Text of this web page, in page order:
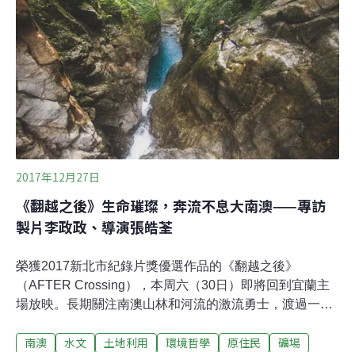
程；近期蘇花改工程處正在進行觀音隧道的通風管路和豎
井建置，施工團隊於是利用台鐵舊北迴隧道中斜坑作為通
道，再經由新打設通風管道及豎井將新鮮空氣導入主隧道
進行通風。一切說的容易，實際上困難重重，因為中斜坑
是原本舊北迴隧道的通風管道，管道小，僅容小山貓等小
型機具進駐，且坡度為上坡30度角，移動困難且無法「會
車」，光是要輸運機具來來回回就要花費極大功
2017年12月27日
《翻越之後》生命璀璨，奔流不息大南澳——專訪
製片李政政、導演張皓荃
榮獲2017新北市紀錄片獎優選作品的《翻越之後》
（AFTER Crossing），本周六（30日）即將回到宜蘭主
場放映。長期關注南澳山林和河流的激流勇士，渡過一道
數，繼續守護這塊念想的土地。地圖空白處的前往團長李
南澳 水文 土地利用 環境哲學 原住民
礦場